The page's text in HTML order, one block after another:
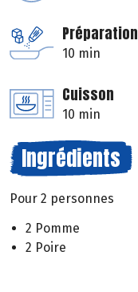
Préparation
10 min
Cuisson
10 min
Ingrédients
Pour 2 personnes
2 Pomme
2 Poire